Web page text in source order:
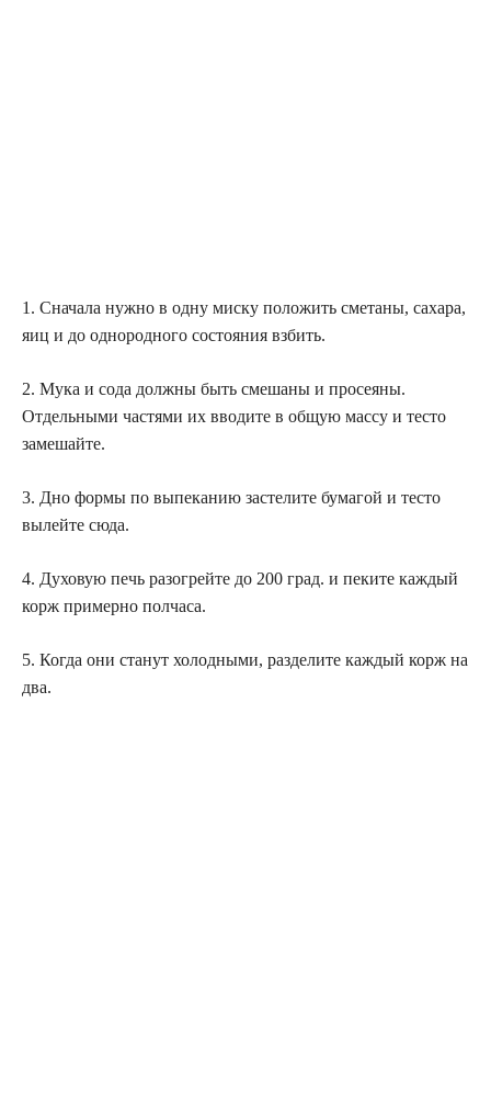
1. Сначала нужно в одну миску положить сметаны, сахара,
яиц и до однородного состояния взбить.
2. Мука и сода должны быть смешаны и просеяны.
Отдельными частями их вводите в общую массу и тесто
замешайте.
3. Дно формы по выпеканию застелите бумагой и тесто
вылейте сюда.
4. Духовую печь разогрейте до 200 град. и пеките каждый
корж примерно полчаса.
5. Когда они станут холодными, разделите каждый корж на
два.